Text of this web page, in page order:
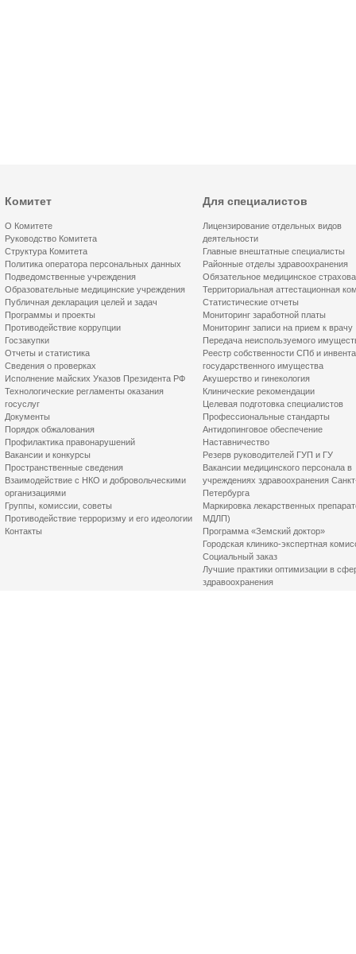
Комитет
О Комитете
Руководство Комитета
Структура Комитета
Политика оператора персональных данных
Подведомственные учреждения
Образовательные медицинские учреждения
Публичная декларация целей и задач
Программы и проекты
Противодействие коррупции
Госзакупки
Отчеты и статистика
Сведения о проверках
Исполнение майских Указов Президента РФ
Технологические регламенты оказания
госуслуг
Документы
Порядок обжалования
Профилактика правонарушений
Вакансии и конкурсы
Пространственные сведения
Взаимодействие с НКО и добровольческими
организациями
Группы, комиссии, советы
Противодействие терроризму и его идеологии
Контакты
Для специалистов
Лицензирование отдельных видов
деятельности
Главные внештатные специалисты
Районные отделы здравоохранения
Обязательное медицинское
Территориальная аттестационная
Статистические отчеты
Мониторинг заработной платы
Мониторинг записи на прием к врачу
Передача неиспользуемого
Реестр собственности СПб и
государственного имущества
Акушерство и гинекология
Клинические рекомендации
Целевая подготовка специалистов
Профессиональные стандарты
Антидопинговое обеспечение
Наставничество
Резерв руководителей ГУП и ГУ
Вакансии медицинского персонала в
учреждениях здравоохранения
Петербурга
Маркировка лекарственных
МДЛП)
Программа «Земский доктор»
Городская клинико-экспертная
Социальный заказ
Лучшие практики оптимизации в
здравоохранения